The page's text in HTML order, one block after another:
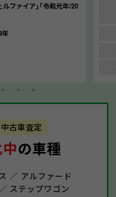
ルファイア｣｢令和元年/20
年
中古車査定
の車種
／ アルファード
ステップワゴン